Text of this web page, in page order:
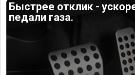
Быстрее отклик -
педали газа.